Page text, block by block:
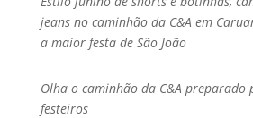
jeans no caminhão da C&A em
a maior festa de São João
Olha o caminhão da C&A preparado
festeiros